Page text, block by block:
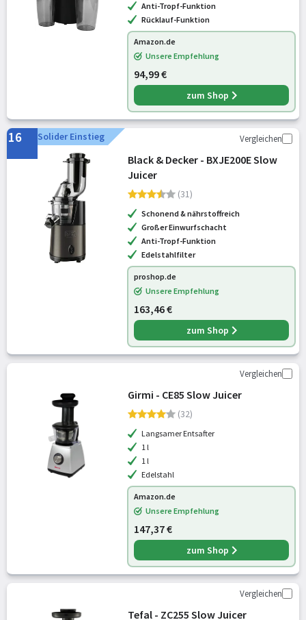
Anti-Tropf-Funktion
Rücklauf-Funktion
Amazon.de
Unsere Empfehlung
94,99 €
zum Shop
16 Solider Einstieg Vergleichen
Black & Decker - BXJE200E Slow
Juicer
(31)
Schonend & nährstoffreich
Großer Einwurfschacht
Anti-Tropf-Funktion
Edelstahlfilter
proshop.de
Unsere Empfehlung
163,46 €
zum Shop
Vergleichen
Girmi - CE85 Slow Juicer
(32)
Langsamer Entsafter
1 l
1 l
Edelstahl
Amazon.de
Unsere Empfehlung
147,37 €
zum Shop
Vergleichen
Tefal - ZC255 Slow Juicer